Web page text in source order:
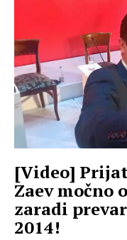
[Video]
Zaev močno
zaradi
2014!